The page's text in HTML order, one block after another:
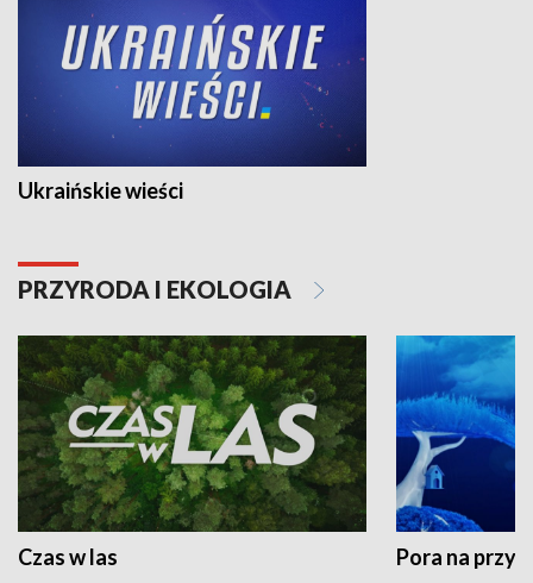
Ukraińskie wieści
PRZYRODA I EKOLOGIA
Czas w las Pora na